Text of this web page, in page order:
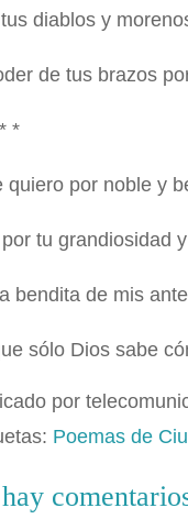
diablos y
de tus brazos
*
quiero por noble y
tu grandiosidad
bendita de mis
sólo Dios sabe
por
Poemas de